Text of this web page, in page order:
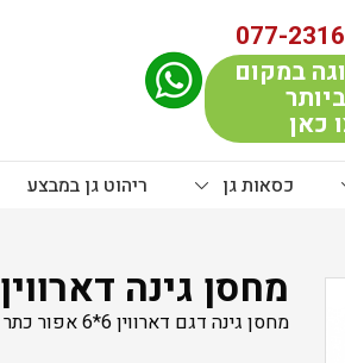
077-
במקום
כאן
כסאות גן ריהוט גן במבצע
מחסן גינה דארווין 6*6 אפור
מחסן גינה דגם דארווין 6*6 אפור כתר פלסטיק